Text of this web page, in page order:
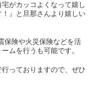
がカッコよくなって嬉し
』と旦那さんより嬉しい
保険や火災保険などを活
ムを行うも可能です。
っておりますので、ぜひ